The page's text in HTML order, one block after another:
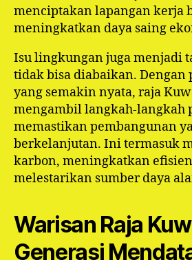
menciptakan lapangan kerja
meningkatkan daya saing
Isu lingkungan juga menjadi
tidak bisa diabaikan.
yang semakin nyata, raja
mengambil langkah-langkah
memastikan pembangunan
berkelanjutan. Ini termasuk
karbon, meningkatkan
melestarikan sumber daya
Warisan Raja
Generasi